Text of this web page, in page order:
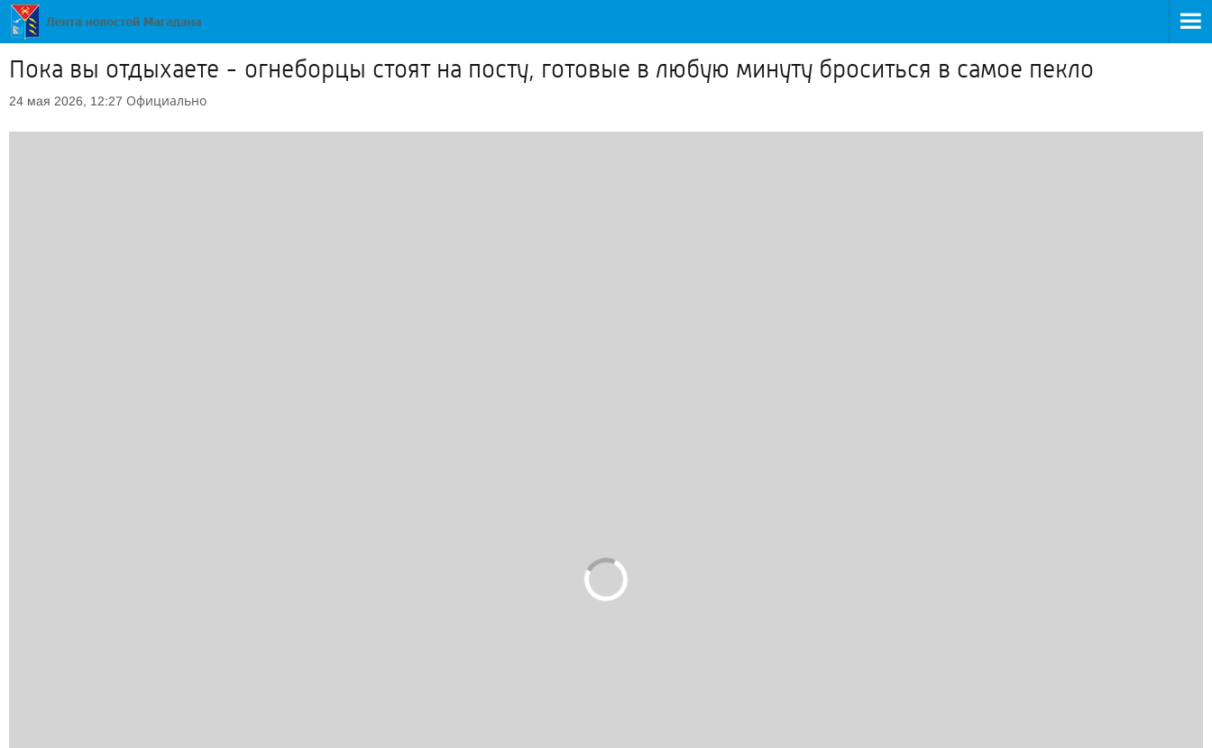
Пока вы отдыхаете - огнеборцы стоят на посту, готовые в любую минуту броситься в самое пекло
24 мая 2026, 12:27 Официально